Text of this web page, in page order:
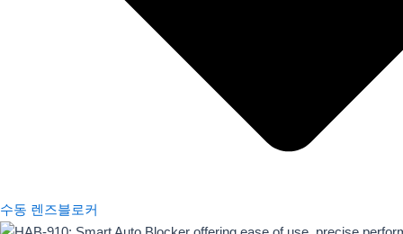
수동 렌즈블로커